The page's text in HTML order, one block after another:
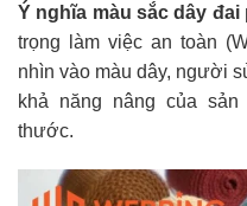
Ý nghĩa màu sắc dây đai
trọng làm việc an toàn
nhìn vào màu dây, người
khả năng nâng của
thước.